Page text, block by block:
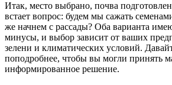
Итак, место выбрано, почва
встает вопрос: будем мы сажать
же начнем с рассады? Оба варианта
минусы, и выбор зависит от ваших
зелени и климатических условий.
поподробнее, чтобы вы могли принять
информированное решение.